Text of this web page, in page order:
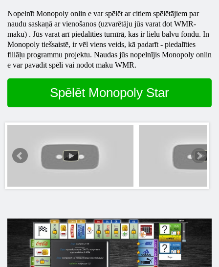
Nopelnīt Monopoly onlin e var spēlēt ar citiem spēlētājiem par
naudu saskaņā ar vienošanos (uzvarētāju jūs varat dot WMR-
maku) . Jūs varat arī piedalīties turnīrā, kas ir lielu balvu fondu. In
Monopoly tiešsaistē, ir vēl viens veids, kā padarīt - piedalīties
filiāļu programmu projektu. Naudas jūs nopelnījis Monopoly onlin
e var pavadīt spēli vai nodot maku WMR.
Spēlēt Monopoly Star